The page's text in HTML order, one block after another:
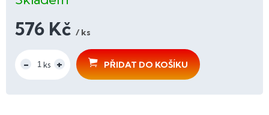
576 Kč / ks
cena:
PŘIDAT DO KOŠÍKU